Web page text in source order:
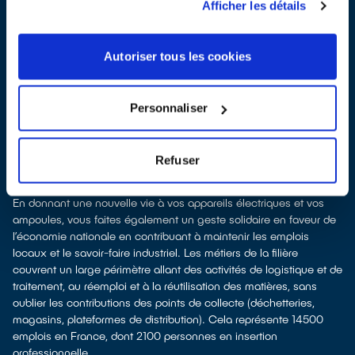
Afficher les détails
Autoriser tous les cookies
Personnaliser
Refuser
ressources naturelles
La production d’équipements électriques neufs est génératrice de
le don permet d’éviter la production de nouveaux produits tout en
soutenant l'économie sociale et solidaire
le recyclage permet d'éviter l'extraction de matières premières
brutes, leur transformation et leur transport, en utilisant à la place
des matières recyclées, ce qui génère moins de pollution et
préserve nos ressources naturelles.
Recycler c’est favoriser les emplois et l'économie solidaire
En donnant une nouvelle vie à vos appareils électriques et vos
ampoules, vous faites également un geste solidaire en faveur de
l’économie nationale en contribuant à maintenir les emplois
locaux et le savoir-faire industriel. Les métiers de la filière
couvrent un large périmètre allant des activités de logistique et de
traitement, au réemploi et à la réutilisation des matières, sans
oublier les contributions des points de collecte (déchetteries,
magasins, plateformes de distribution). Cela représente 14500
emplois en France, dont 2100 personnes en insertion
professionnelle.